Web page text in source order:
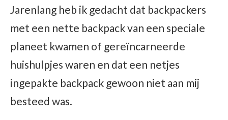
Jarenlang heb ik gedacht dat backpackers
met een nette backpack van een speciale
planeet kwamen of gereïncarneerde
huishulpjes waren en dat een netjes
ingepakte backpack gewoon niet aan mij
besteed was.